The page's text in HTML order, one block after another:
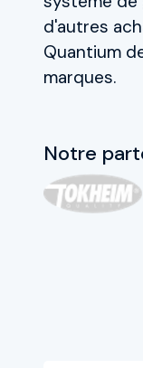
Produits &
Services
d'autres
Quantium
marques.
Notre